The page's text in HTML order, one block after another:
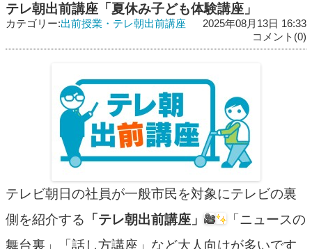
テレ朝出前講座「夏休み子ども体験講座」
カテゴリー:出前授業・テレ朝出前講座
2025年08月13日 16:33
コメント(0)
テレビ朝日の社員が一般市民を対象にテレビの裏
側を紹介する 「テレ朝出前講座」
「ニュースの
舞台裏」「話し方講座」など大人向けが多いです